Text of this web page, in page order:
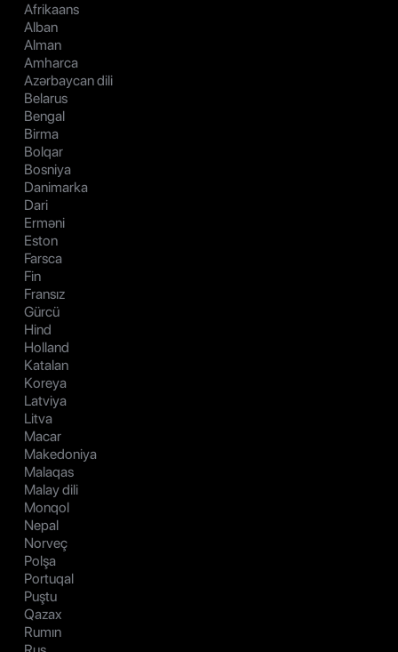
Afrikaans
Alban
Alman
Amharca
Azərbaycan dili
Belarus
Bengal
Birma
Bolqar
Bosniya
Danimarka
Dari
Erməni
Eston
Farsca
Fin
Fransız
Gürcü
Hind
Holland
Katalan
Koreya
Latviya
Litva
Macar
Makedoniya
Malaqas
Malay dili
Monqol
Nepal
Norveç
Polşa
Portuqal
Puştu
Qazax
Rumın